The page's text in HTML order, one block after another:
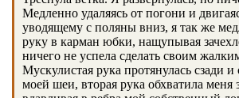
Медленно удаляясь от погони и
уводящему с поляны вниз, я так же
руку в карман юбки, нащупывая
ничего не успела сделать своим
Мускулистая рука протянулась сзади и
моей шеи, вторая рука обхватила меня